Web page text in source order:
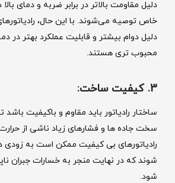
دلیل مقاومت بالاتر در برابر ضربه و دمای
خاص توصیه می‌شوند. با این حال،
دلیل دوام بیشتر و قابلیت عملکرد بهتر در
محبوب ‌تری هستند.
3. کیفیت ساخت:
ساختار رادیاتور باید مقاوم و باکیفیت باشد
سخت جاده‌ ها و فشارهای زیاد ناشی از
رادیاتورهای بی‌ کیفیت ممکن است به زودی
شوند که در نهایت منجر به خسارات جبران
‌شود.